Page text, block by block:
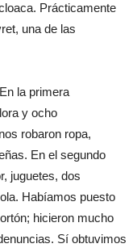
Prácticamente
una de las
la primera
y ocho
robaron ropa,
En el segundo
juguetes, dos
Habíamos puesto
hicieron mucho
Sí obtuvimos